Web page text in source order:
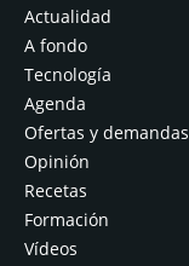
Actualidad
A fondo
Tecnología
Agenda
Ofertas y demandas
Opinión
Recetas
Formación
Vídeos